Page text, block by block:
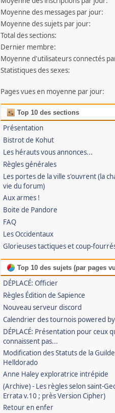
Moyenne des messages par jour:
Moyenne des sujets par jour:
Total des sections:
Dernier membre:
Moyenne d'utilisateurs connectés
Statistiques des sexes:
Pages vues en moyenne par jour:
Top 10 des sections
Présentation
Bistrot de Kohut
Les hérauts vous annonces...
Règles générales
Les portes de la ville s'ouvrent (la
vie du forum)
Aux armes !
Boite de Pandore
FAQ
Les Occidentaux
Glorieuses tactiques et coup-
Top 10 des sujets (par pages
DÉPLACÉ: Officier
Règles Édition de Sapience
Nouveau serveur discord
Calendrier des tournois powered by
DÉPLACÉ: Présentation pour ceux
connaissent pas...
Modification des Statuts de la Guilde
Helldorado
Anne Haley exploratrice intrépide
(Archive) - Les règles selon saint-
Errata v.10 ; près Version Cipher)
Retour en enfer